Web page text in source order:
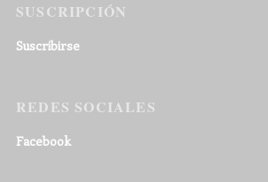
SUSCRIPCIÓN
Suscribirse
REDES SOCIALES
Facebook